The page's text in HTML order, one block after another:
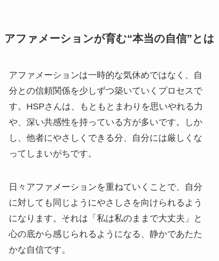
アファメーションが育む“本当の自信”とは
アファメーションは一時的な気休めではなく、自
分との信頼関係を少しずつ築いていくプロセスで
す。HSPさんは、もともとまわりを思いやれる力
や、深い共感性を持っている方が多いです。しか
し、他者にやさしくできる分、自分には厳しくな
ってしまいがちです。
日々アファメーションを重ねていくことで、自分
に対しても同じようにやさしさを向けられるよう
になります。それは「私は私のままで大丈夫」と
心の底から感じられるようになる、静かであたた
かな自信です。